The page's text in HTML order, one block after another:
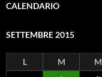
CALENDARIO
SETTEMBRE 2015
L M M